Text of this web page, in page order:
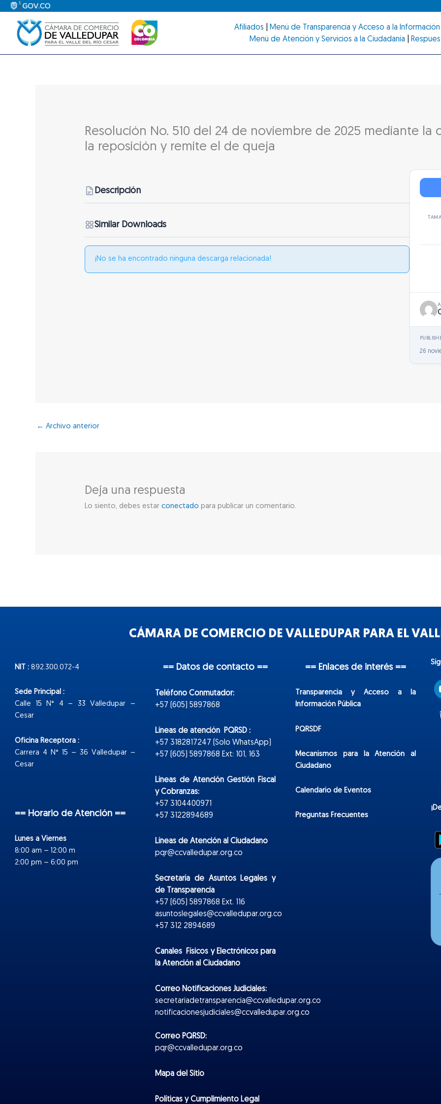
contenido
Afiliados Menú de Transparencia y Acceso a la Información
Menú de Atención y Servicios a la Ciudadanía
Resolución No. 510 del 24 de noviembre de 2025 mediante la
la reposición y remite el de queja
Descripción
Similar Downloads
¡No se ha encontrado ninguna descarga relacionada!
26
← Archivo anterior
Deja una respuesta
Lo siento, debes estarconectado para publicar un comentario.
CÁMARA DE COMERCIO DE VALLEDUPAR PARA EL
NIT : 892.300.072-4
Sede Principal :
Calle 15 N° 4 – 33 Valledupar –
Cesar
Oficina Receptora :
Carrera 4 N° 15 – 36 Valledupar –
Cesar
== Horario de Atención ==
Lunes a Viernes
8:00 am – 12:00 m
2:00 pm – 6:00 pm
== Datos de contacto ==
Teléfono Conmutador:
+57 (605) 5897868
Líneas de atención PQRSD :
+57 3182817247 (Solo WhatsApp)
+57 (605) 5897868 Ext: 101, 163
Líneas de Atención Gestión Fiscal
y Cobranzas:
+57 3104400971
+57 3122894689
Líneas de Atención al Ciudadano
pqr@ccvalledupar.org.co
Secretaría de Asuntos Legales y
de Transparencia
+57 (605) 5897868 Ext. 116
asuntoslegales@ccvalledupar.org.co
+57 312 2894689
Canales Físicos yElectrónicospara
la Atención al Ciudadano
Correo Notificaciones Judiciales:
secretariadetransparencia@ccvalledupar.org.co
notificacionesjudiciales@ccvalledupar.org.co
Correo PQRSD:
pqr@ccvalledupar.org.co
Mapa del Sitio
Políticas y Cumplimiento Legal
== Enlaces de interés ==
Transparencia y Acceso a la
Información Pública
PQRSDF
Mecanismos para la Atención al
Ciudadano
Calendario de Eventos
Preguntas Frecuentes